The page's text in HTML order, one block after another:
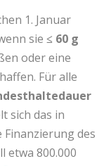
1. Januar
sie ≤ 60 g
oder eine
Für alle
sich das in
des
etwa 800.000